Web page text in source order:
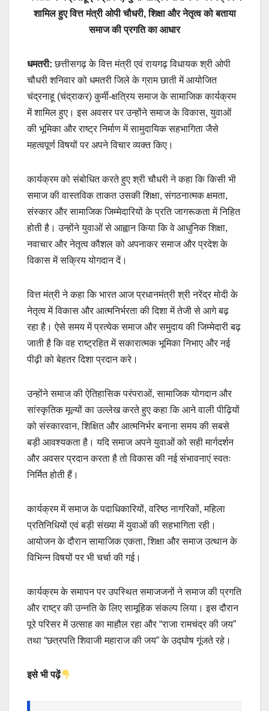
शामिल हुए वित्त मंत्री ओपी चौधरी, शिक्षा और नेतृत्व को बताया
समाज की प्रगति का आधार
धमतरी: छत्तीसगढ़ के वित्त मंत्री एवं रायगढ़ विधायक श्री ओपी
चौधरी शनिवार को धमतरी जिले के ग्राम छाती में आयोजित
चंद्रनाहू (चंद्राकर) कुर्मी-क्षत्रिय समाज के सामाजिक कार्यक्रम
में शामिल हुए। इस अवसर पर उन्होंने समाज के विकास, युवाओं
की भूमिका और राष्ट्र निर्माण में सामुदायिक सहभागिता जैसे
महत्वपूर्ण विषयों पर अपने विचार व्यक्त किए।
कार्यक्रम को संबोधित करते हुए श्री चौधरी ने कहा कि किसी भी
समाज की वास्तविक ताकत उसकी शिक्षा, संगठनात्मक क्षमता,
संस्कार और सामाजिक जिम्मेदारियों के प्रति जागरूकता में निहित
होती है। उन्होंने युवाओं से आह्वान किया कि वे आधुनिक शिक्षा,
नवाचार और नेतृत्व कौशल को अपनाकर समाज और प्रदेश के
विकास में सक्रिय योगदान दें।
वित्त मंत्री ने कहा कि भारत आज प्रधानमंत्री श्री नरेंद्र मोदी के
नेतृत्व में विकास और आत्मनिर्भरता की दिशा में तेजी से आगे बढ़
रहा है। ऐसे समय में प्रत्येक समाज और समुदाय की जिम्मेदारी बढ़
जाती है कि वह राष्ट्रहित में सकारात्मक भूमिका निभाए और नई
पीढ़ी को बेहतर दिशा प्रदान करे।
उन्होंने समाज की ऐतिहासिक परंपराओं, सामाजिक योगदान और
सांस्कृतिक मूल्यों का उल्लेख करते हुए कहा कि आने वाली पीढ़ियों
को संस्कारवान, शिक्षित और आत्मनिर्भर बनाना समय की सबसे
बड़ी आवश्यकता है। यदि समाज अपने युवाओं को सही मार्गदर्शन
और अवसर प्रदान करता है तो विकास की नई संभावनाएं स्वतः
निर्मित होती हैं।
कार्यक्रम में समाज के पदाधिकारियों, वरिष्ठ नागरिकों, महिला
प्रतिनिधियों एवं बड़ी संख्या में युवाओं की सहभागिता रही।
आयोजन के दौरान सामाजिक एकता, शिक्षा और समाज उत्थान के
विभिन्न विषयों पर भी चर्चा की गई।
कार्यक्रम के समापन पर उपस्थित समाजजनों ने समाज की प्रगति
और राष्ट्र की उन्नति के लिए सामूहिक संकल्प लिया। इस दौरान
पूरे परिसर में उत्साह का माहौल रहा और “राजा रामचंद्र की जय”
तथा “छत्रपति शिवाजी महाराज की जय” के उद्घोष गूंजते रहे।
इसे भी पढ़ें